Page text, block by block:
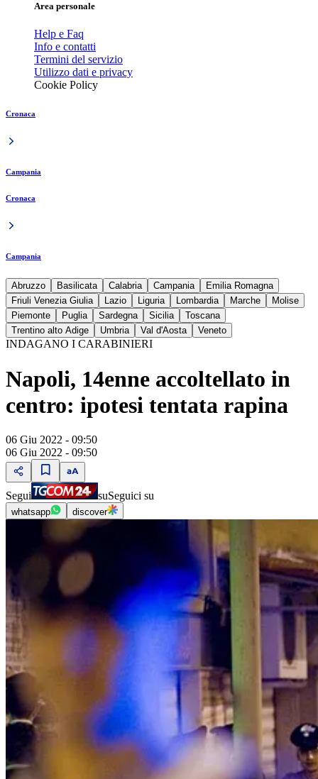
Area personale
Help e Faq
Info e contatti
Termini del servizio
Utilizzo dati e privacy
Cookie Policy
Cronaca
Campania
Cronaca
Campania
Abruzzo Basilicata Calabria Campania
Emilia Romagna
Friuli Venezia Giulia
Lazio Liguria Lombardia Marche
Molise
Piemonte
Puglia Sardegna Sicilia
Toscana
Trentino alto Adige
Umbria Val d'Aosta Veneto
INDAGANO I CARABINIERI
Napoli, 14enne accoltellato in
centro: ipotesi tentata rapina
06 Giu 2022 - 09:50
06 Giu 2022 - 09:50
Segui suSeguici su
whatsapp discover